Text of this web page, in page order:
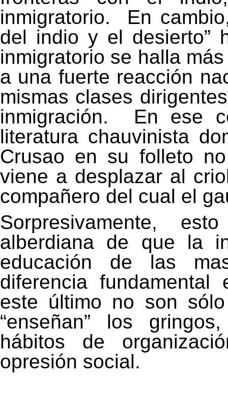
inmigratorio.
En
del indio y el desierto”
inmigratorio se halla
a una fuerte reacción
mismas clases
inmigración.
En ese
literatura chauvinista
Crusao en su folleto
viene a desplazar al
compañero del cual el
Sorpresivamente,
alberdiana de que la
educación de las
diferencia
este último no son
“enseñan” los
hábitos de
opresión social.